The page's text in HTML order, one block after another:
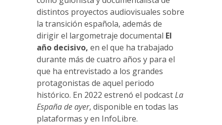
distintos proyectos audiovisuales sobre
la transición española, además de
dirigir el largometraje documental El
año decisivo, en el que ha trabajado
durante más de cuatro años y para el
que ha entrevistado a los grandes
protagonistas de aquel periodo
histórico. En 2022 estrenó el podcastLa
España de ayer, disponible en todas las
plataformas y en InfoLibre.